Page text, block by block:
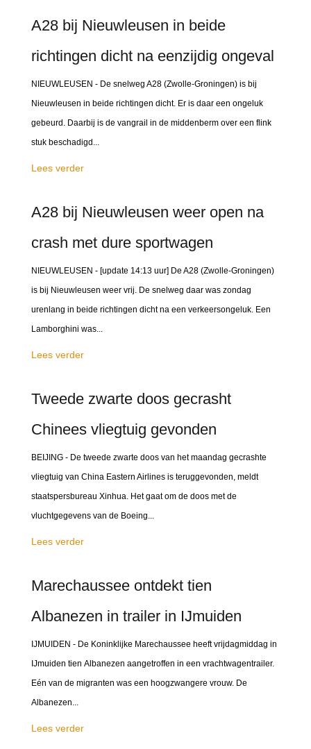
A28 bij Nieuwleusen in beide
richtingen dicht na eenzijdig ongeval
NIEUWLEUSEN - De snelweg A28 (Zwolle-Groningen) is bij
Nieuwleusen in beide richtingen dicht. Er is daar een ongeluk
gebeurd. Daarbij is de vangrail in de middenberm over een flink
stuk beschadigd...
Lees verder
A28 bij Nieuwleusen weer open na
crash met dure sportwagen
NIEUWLEUSEN - [update 14:13 uur] De A28 (Zwolle-Groningen)
is bij Nieuwleusen weer vrij. De snelweg daar was zondag
urenlang in beide richtingen dicht na een verkeersongeluk. Een
Lamborghini was...
Lees verder
Tweede zwarte doos gecrasht
Chinees vliegtuig gevonden
BEIJING - De tweede zwarte doos van het maandag gecrashte
vliegtuig van China Eastern Airlines is teruggevonden, meldt
staatspersbureau Xinhua. Het gaat om de doos met de
vluchtgegevens van de Boeing...
Lees verder
Marechaussee ontdekt tien
Albanezen in trailer in IJmuiden
IJMUIDEN - De Koninklijke Marechaussee heeft vrijdagmiddag in
IJmuiden tien Albanezen aangetroffen in een vrachtwagentrailer.
Eén van de migranten was een hoogzwangere vrouw. De
Albanezen...
Lees verder